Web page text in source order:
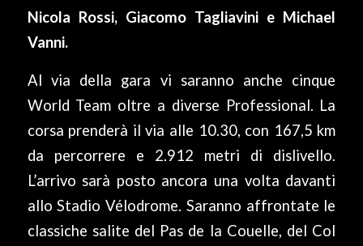
Nicola Rossi, Giacomo Tagliavini e Michael
Vanni.
Al via della gara vi saranno anche cinque
World Team oltre a diverse Professional. La
corsa prenderà il via alle 10.30, con 167,5 km
da percorrere e 2.912 metri di dislivello.
L’arrivo sarà posto ancora una volta davanti
allo Stadio Vélodrome. Saranno affrontate le
classiche salite del Pas de la Couelle, del Col